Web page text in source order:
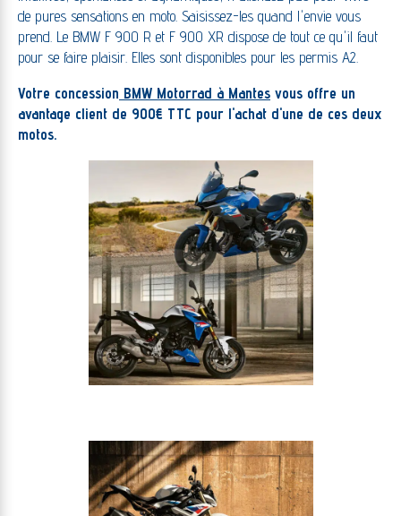
de pures sensations en moto. Saisissez-les quand l'envie vous
prend. Le BMW F 900 R et F 900 XR dispose de tout ce qu'il faut
pour se faire plaisir. Elles sont disponibles pour les permis A2.
Votre concession BMW Motorrad à Mantes vous offre un
avantage client de 900€ TTC pour l'achat d'une de ces deux
motos.